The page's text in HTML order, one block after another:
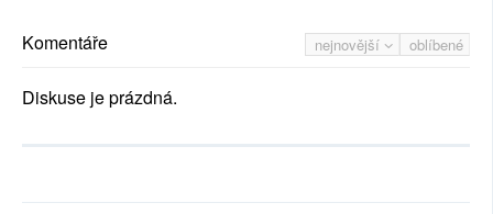
nejnovější oblíbené
Komentáře
Diskuse je prázdná.